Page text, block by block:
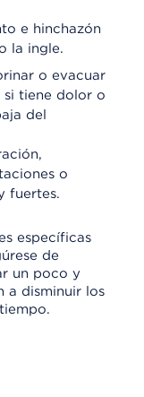
e hinchazón
la ingle.
o evacuar
si tiene dolor o
del
o
fuertes.
específicas
de
un poco y
a disminuir los